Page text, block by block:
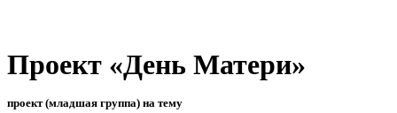
Проект «День Матери»
проект (младшая группа) на тему